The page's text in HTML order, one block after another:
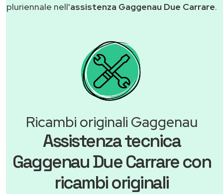
pluriennale nell'assistenza Gaggenau Due Carrare.
Ricambi originali Gaggenau
Assistenza tecnica
Gaggenau Due Carrare con
ricambi originali